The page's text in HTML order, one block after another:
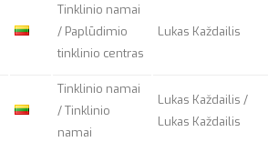
Tinklinio namai
/ Paplūdimio
tinklinio centras
Lukas Každailis
Tinklinio namai
/ Tinklinio
namai
Lukas Každailis /
Lukas Každailis